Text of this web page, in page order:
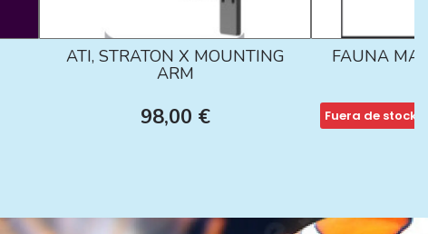
ATI, STRATON X MOUNTING
ARM
98,00 €
FAUNA
Fuera de stock